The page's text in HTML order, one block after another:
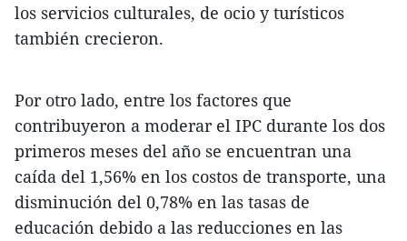
los servicios culturales, de ocio y turísticos
también crecieron.
Por otro lado, entre los factores que
contribuyeron a moderar el IPC durante los dos
primeros meses del año se encuentran una
caída del 1,56% en los costos de transporte, una
disminución del 0,78% en las tasas de
educación debido a las reducciones en las